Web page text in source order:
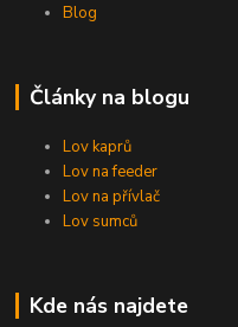
Blog
Články na blogu
Lov kaprů
Lov na feeder
Lov na přívlač
Lov sumců
Kde nás najdete